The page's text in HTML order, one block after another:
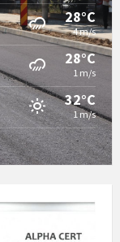
28°C
4 m/s
28°C
1 m/s
32°C
1 m/s